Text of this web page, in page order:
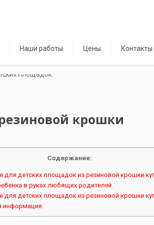
Наши работы Цены Контакты
крошки
Содержание:
для детских площадок из резиновой крошки
в руках любящих родителей.
для детских площадок из резиновой крошки
информация: